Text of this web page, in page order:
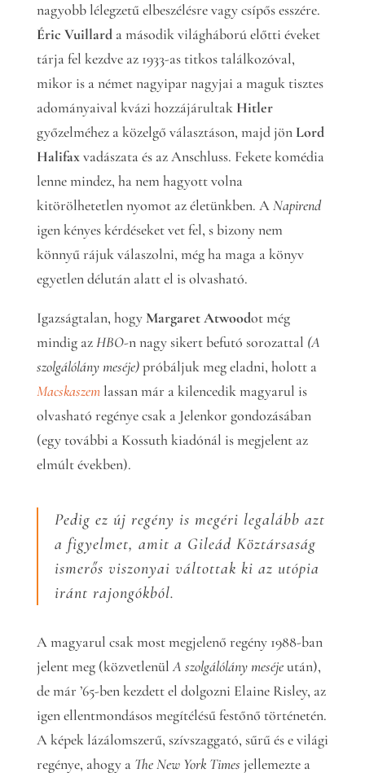
nagyobb lélegzetű elbeszélésre vagy csípős esszére.
Éric Vuillarda második világháború előtti éveket
tárja fel kezdve az 1933-as titkos találkozóval,
mikor is a német nagyipar nagyjai a maguk tisztes
adományaival kvázi hozzájárultak Hitler
győzelméhez a közelgő választáson, majd jön Lord
Halifaxvadászata és az Anschluss. Fekete komédia
lenne mindez, ha nem hagyott volna
kitörölhetetlen nyomot az életünkben. ANapirend
igen kényes kérdéseket vet fel, s bizony nem
könnyű rájuk válaszolni, még ha maga a könyv
egyetlen délután alatt el is olvasható.
Igazságtalan, hogyMargaret Atwoodot még
mindig azHBO-n nagy sikert befutó sorozattal (A
szolgálólány meséje)próbáljuk meg eladni, holott a
Macskaszemlassan már a kilencedik magyarul is
olvasható regénye csak a Jelenkor gondozásában
(egy további a Kossuth kiadónál is megjelent az
elmúlt években).
Pedig ez új regény is megéri legalább azt
a figyelmet, amit a Gileád Köztársaság
ismerős viszonyai váltottak ki az utópia
iránt rajongókból.
A magyarul csak most megjelenő regény 1988-ban
jelent meg (közvetlenülA szolgálólány meséjeután),
de már ’65-ben kezdett el dolgozni Elaine Risley, az
igen ellentmondásos megítélésű festőnő történetén.
A képek lázálomszerű, szívszaggató, sűrű és e világi
regénye, ahogy a The New York Times jellemezte a